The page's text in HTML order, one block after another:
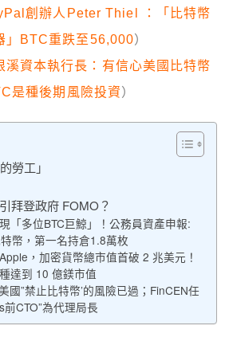
創辦人Peter Thiel ：「比特幣
」BTC重跌至56,000）
溪資本執行長：有信心美國比特幣
是種後期風險投資）
勞工」
拜登政府 FOMO？
「多位BTC巨鯨」！公務員資產申報:
幣，第一名持倉1.8萬枚
，加密貨幣總市值首破 2 兆美元！
達到 10 億鎂市值
國”禁止比特幣’的風險已過；FinCEN任
CTO”為代理局長